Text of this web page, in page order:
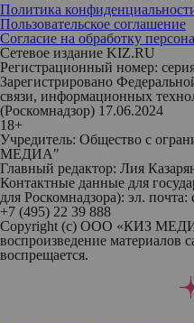
Политика
Пользовательское соглашение
Согласие на обработку
Сетевое издание KIZ.RU
Регистрационный номер:
Зарегистрировано
связи, информационных
(Роскомнадзор) 17.06.2024
18+
Учредитель: Общество с
МЕДИА"
Главный редактор: Лия
Контактные данные для
для Роскомнадзора): эл.
+7 (495) 22 39 888
Copyright (с) ООО «КИЗ
воспроизведение материалов
воспрещается.